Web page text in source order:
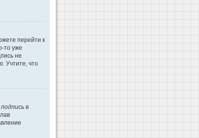
перейти к
то уже
не
Учтите, что
в